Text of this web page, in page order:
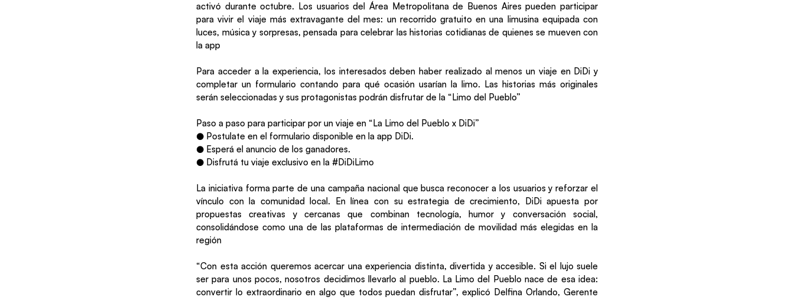
activó durante octubre. Los usuarios del Área Metropolitana de Buenos Aires pueden participar
para vivir el viaje más extravagante del mes: un recorrido gratuito en una limusina equipada con
luces, música y sorpresas, pensada para celebrar las historias cotidianas de quienes se mueven con
la app
Para acceder a la experiencia, los interesados deben haber realizado al menos un viaje en DiDi y
completar un formulario contando para qué ocasión usarían la limo. Las historias más originales
serán seleccionadas y sus protagonistas podrán disfrutar de la “Limo del Pueblo”
Paso a paso para participar por un viaje en “La Limo del Pueblo x DiDi”
● Postulate en el formulario disponible en la app DiDi.
● Esperá el anuncio de los ganadores.
● Disfrutá tu viaje exclusivo en la #DiDiLimo
La iniciativa forma parte de una campaña nacional que busca reconocer a los usuarios y reforzar el
vínculo con la comunidad local. En línea con su estrategia de crecimiento, DiDi apuesta por
propuestas creativas y cercanas que combinan tecnología, humor y conversación social,
consolidándose como una de las plataformas de intermediación de movilidad más elegidas en la
región
“Con esta acción queremos acercar una experiencia distinta, divertida y accesible. Si el lujo suele
ser para unos pocos, nosotros decidimos llevarlo al pueblo. La Limo del Pueblo nace de esa idea:
convertir lo extraordinario en algo que todos puedan disfrutar”, explicó Delfina Orlando, Gerente